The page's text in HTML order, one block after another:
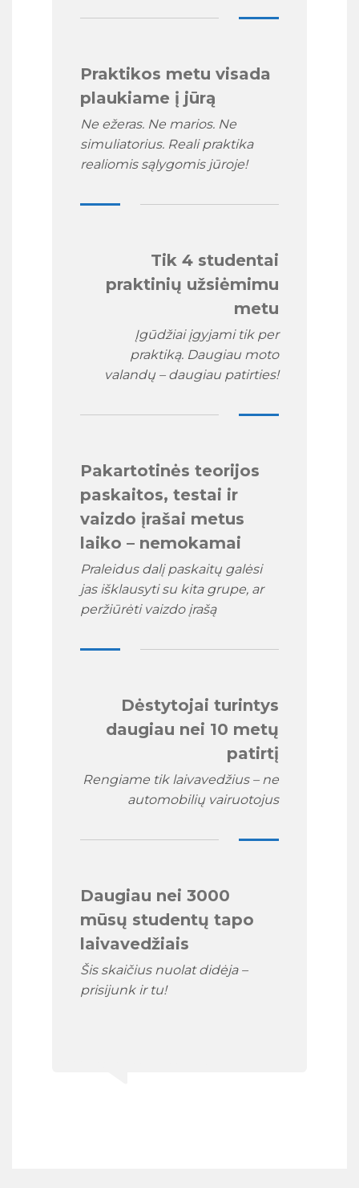
Praktikos metu visada
plaukiame į jūrą
Ne ežeras. Ne marios. Ne
simuliatorius. Reali praktika
realiomis sąlygomis jūroje!
Tik 4 studentai
praktinių užsiėmimu
metu
Įgūdžiai įgyjami tik per
praktiką. Daugiau moto
valandų – daugiau patirties!
Pakartotinės teorijos
paskaitos, testai ir
vaizdo įrašai metus
laiko – nemokamai
Praleidus dalį paskaitų galėsi
jas išklausyti su kita grupe, ar
peržiūrėti vaizdo įrašą
Dėstytojai turintys
daugiau nei 10 metų
patirtį
Rengiame tik laivavedžius – ne
automobilių vairuotojus
Daugiau nei 3000
mūsų studentų tapo
laivavedžiais
Šis skaičius nuolat didėja –
prisijunk ir tu!